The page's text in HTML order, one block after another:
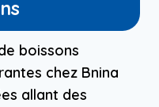
boissons
chez Bnina
allant des